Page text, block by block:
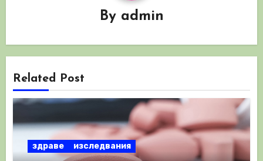
By admin
Related Post
здраве изследвания